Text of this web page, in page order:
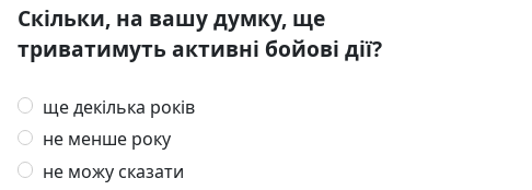
Скільки, на вашу думку, ще
триватимуть активні бойові дії?
ще декілька років
не менше року
не можу сказати